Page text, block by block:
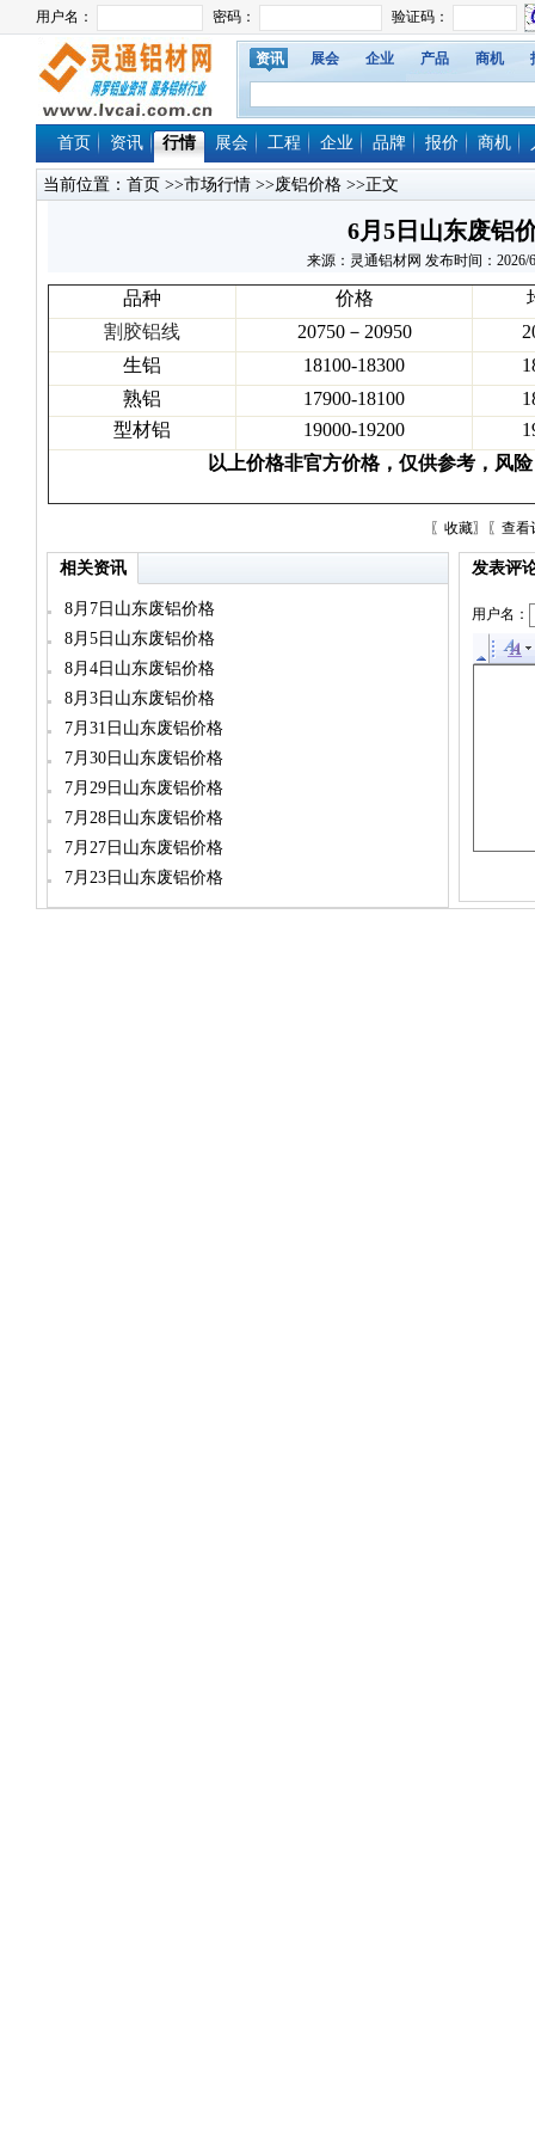
资讯 展会 企业 产品 商机
首页 资讯 行情 展会 工程 企业 品牌 报价 商机
当前位置： 首页 >>市场行情 >>废铝价格 >>正文
6月5日山东废铝
来源：灵通铝材网 发布时间：2026/
品种 价格
割胶铝线
20750－20950
生铝
18100-18300
熟铝
17900-18100
型材铝
19000-19200
以上价格非官方价格，仅供参考，风
〖 收藏〗〖 查看
相关资讯
8月7日山东废铝价格
8月5日山东废铝价格
8月4日山东废铝价格
8月3日山东废铝价格
7月31日山东废铝价格
7月30日山东废铝价格
7月29日山东废铝价格
7月28日山东废铝价格
7月27日山东废铝价格
7月23日山东废铝价格
发表评
用户名：